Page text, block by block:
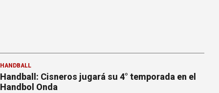
HANDBALL
Handball: Cisneros jugará su 4° temporada en el
Handbol Onda